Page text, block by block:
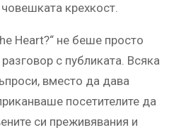
крехкост.
Heart?“ не беше просто
с публиката. Всяка
вместо да дава
посетителите да
си преживявания и